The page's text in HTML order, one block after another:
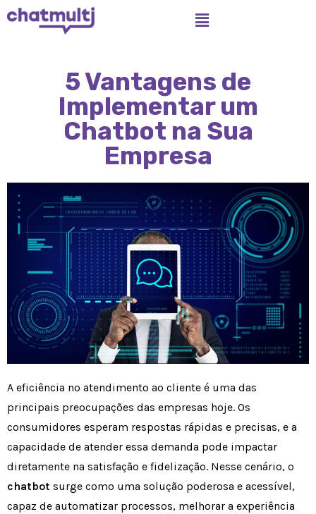
5 Vantagens de
Implementar um
Chatbot na Sua
Empresa
A eficiência no atendimento ao cliente é uma das
principais preocupações das empresas hoje. Os
consumidores esperam respostas rápidas e precisas, e a
capacidade de atender essa demanda pode impactar
diretamente na satisfação e fidelização. Nesse cenário, o
chatbot surge como uma solução poderosa e acessível,
capaz de automatizar processos, melhorar a experiência